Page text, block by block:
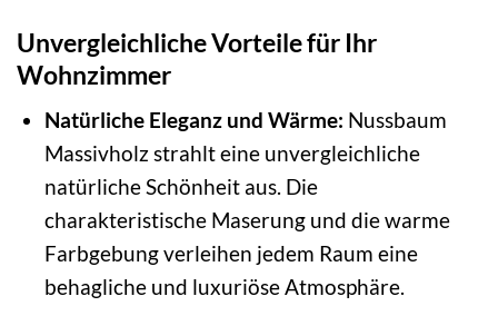
Unvergleichliche Vorteile für Ihr
Wohnzimmer
Natürliche Eleganz und Wärme: Nussbaum
Massivholz strahlt eine unvergleichliche
natürliche Schönheit aus. Die
charakteristische Maserung und die warme
Farbgebung verleihen jedem Raum eine
behagliche und luxuriöse Atmosphäre.